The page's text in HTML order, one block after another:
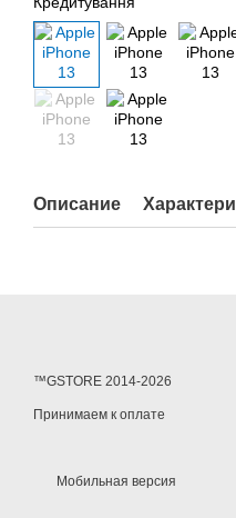
Описание
™GSTORE 2014-2026
Принимаем к оплате
Мобильная версия